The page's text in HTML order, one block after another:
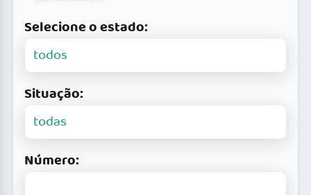
Selecione o estado:
Situação:
Número: